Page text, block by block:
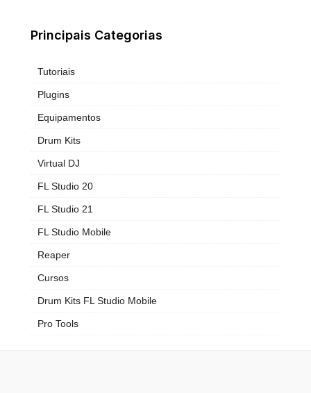
Principais Categorias
Tutoriais
Plugins
Equipamentos
Drum Kits
Virtual DJ
FL Studio 20
FL Studio 21
FL Studio Mobile
Reaper
Cursos
Drum Kits FL Studio Mobile
Pro Tools